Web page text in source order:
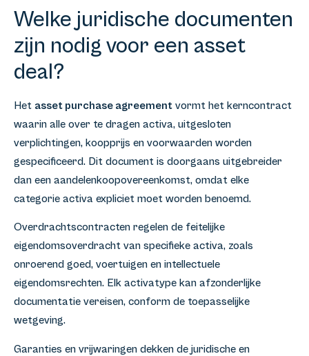
Welke juridische documenten
zijn nodig voor een asset
deal?
Het asset purchase agreement vormt het kerncontract
waarin alle over te dragen activa, uitgesloten
verplichtingen, koopprijs en voorwaarden worden
gespecificeerd. Dit document is doorgaans uitgebreider
dan een aandelenkoopovereenkomst, omdat elke
categorie activa expliciet moet worden benoemd.
Overdrachtscontracten regelen de feitelijke
eigendomsoverdracht van specifieke activa, zoals
onroerend goed, voertuigen en intellectuele
eigendomsrechten. Elk activatype kan afzonderlijke
documentatie vereisen, conform de toepasselijke
wetgeving.
Garanties en vrijwaringen dekken de juridische en